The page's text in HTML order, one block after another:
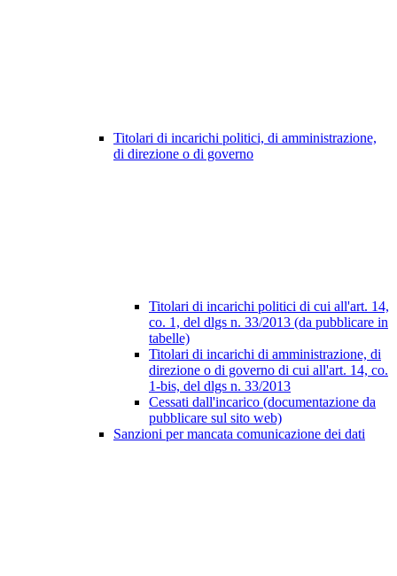
Titolari di incarichi politici, di amministrazione,
di direzione o di governo
Titolari di incarichi politici di cui all'art. 14,
co. 1, del dlgs n. 33/2013 (da pubblicare in
tabelle)
Titolari di incarichi di amministrazione, di
direzione o di governo di cui all'art. 14, co.
1-bis, del dlgs n. 33/2013
Cessati dall'incarico (documentazione da
pubblicare sul sito web)
Sanzioni per mancata comunicazione dei dati